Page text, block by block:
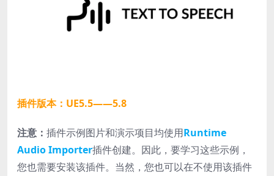
插件版本：UE5.5——5.8
注意： 插件示例图片和演示项目均使用Runtime
Audio Importer插件创建。因此，要学习这些示例，
您也需要安装该插件。当然，您也可以在不使用该插件